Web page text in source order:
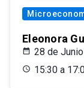
Eleonora
28 de
15:30 a